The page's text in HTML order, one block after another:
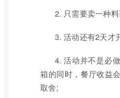
2. 只需要卖一种
3. 活动还有2天才
4. 活动并不是必
箱的同时，餐厅收益
取舍;